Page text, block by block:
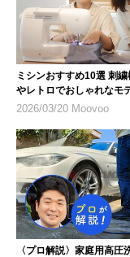
ミシンおすすめ10選 刺繍
やレトロでおしゃれなモ
2026/03/20 Moovoo
〈プロ解説〉家庭用高圧